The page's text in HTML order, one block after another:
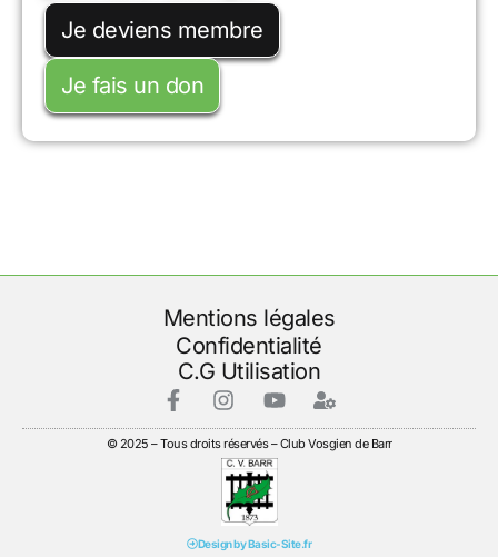
Je deviens membre
Je fais un don
Mentions légales
Confidentialité
C.G Utilisation
© 2025 – Tous droits réservés – Club Vosgien de Barr
Design by Basic-Site.fr